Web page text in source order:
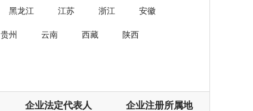
黑龙江 江苏 浙江 安徽
贵州 云南 西藏 陕西
企业法定代表人 企业注册所属地